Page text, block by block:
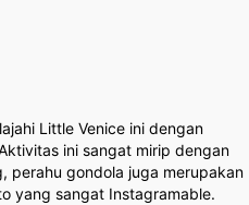
Little Venice ini dengan
ini sangat mirip dengan
perahu gondola juga merupakan
yang sangat Instagramable.